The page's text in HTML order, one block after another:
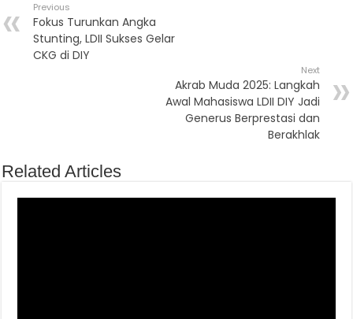
Previous
Fokus Turunkan Angka
Stunting, LDII Sukses Gelar
CKG di DIY
Next
Akrab Muda 2025: Langkah
Awal Mahasiswa LDII DIY Jadi
Generus Berprestasi dan
Berakhlak
Related Articles